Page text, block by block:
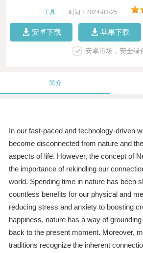
工具 时间：2024-03-25
安卓下载 苹果下载
安卓市场，安全绿
简介
In our fast-paced and technology-driven
become disconnected from nature and
aspects of life. However, the concept of
the importance of rekindling our
world. Spending time in nature has been
countless benefits for our physical and
reducing stress and anxiety to boosting
happiness, nature has a way of
back to the present moment. Moreover,
traditions recognize the inherent